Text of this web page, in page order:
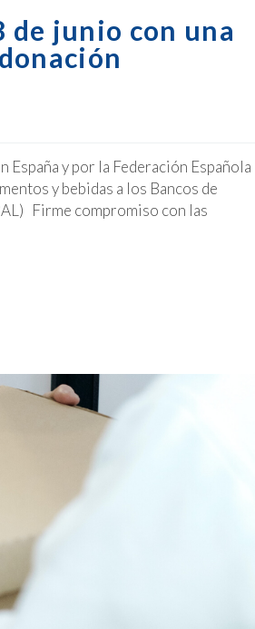
de junio con una
España y por la Federación Española
y bebidas a los Bancos de
Firme compromiso con las